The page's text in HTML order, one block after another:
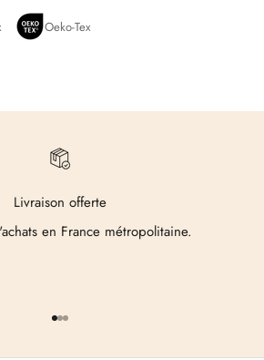
Oeko-Tex
Livraison offerte
en France métropolitaine.
Aller à l'élément 1
Aller à l'élément 2
Aller à l'élément 3